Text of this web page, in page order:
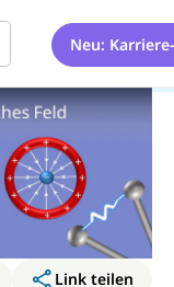
Neu:
Link teilen